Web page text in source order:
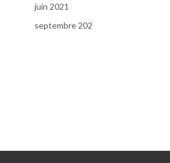
juin 2021
septembre 202